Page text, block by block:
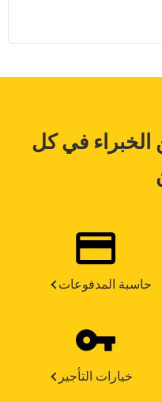
في كل
حاسبة المدفوعات
خيارات التأجير